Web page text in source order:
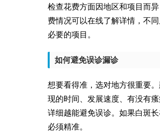
检查花费方面因地区和项目而
费情况可以在线了解详情，不
必要的项目。
如何避免误诊漏诊
想要看得准，选对地方很重要
现的时间、发展速度、有没有
详细越能避免误诊。如果白斑
必须精准。